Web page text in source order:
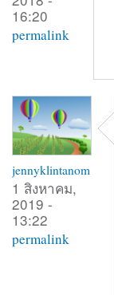
16:20
permalink
jennyklintanom
1 สิงหาคม,
2019 -
13:22
permalink